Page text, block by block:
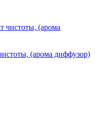
(арома диффузор)